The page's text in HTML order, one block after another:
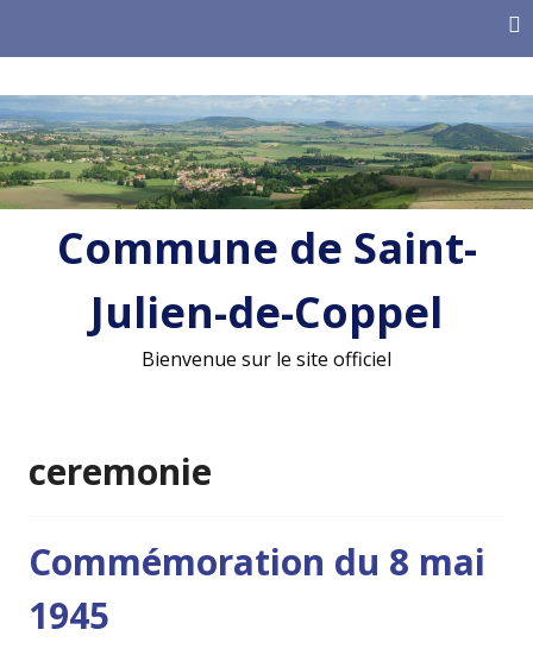
Commune de Saint-
Julien-de-Coppel
Bienvenue sur le site officiel
ceremonie
Commémoration du 8 mai
1945